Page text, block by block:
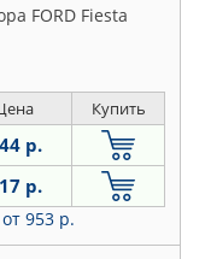
FORD Fiesta
Купить
р.
р.
от 953 р.